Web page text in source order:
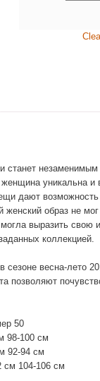
станет
уникальна и
дают
образ не
выразить свою
коллекцией.
весна-лето
позволяют
50
98-100 см
92-94 см
см 104-106 см